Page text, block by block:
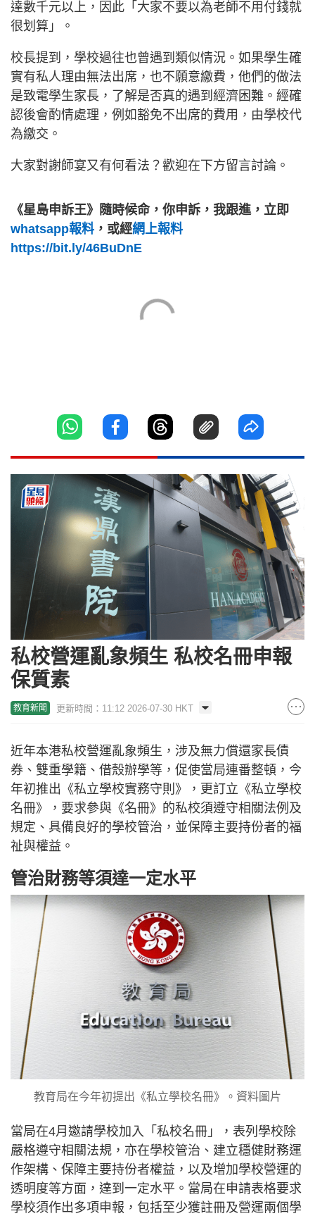
達數千元以上，因此「大家不要以為老師不用付錢就
很划算」。
校長提到，學校過往也曾遇到類似情況。如果學生確
實有私人理由無法出席，也不願意繳費，他們的做法
是致電學生家長，了解是否真的遇到經濟困難。經確
認後會酌情處理，例如豁免不出席的費用，由學校代
為繳交。
大家對謝師宴又有何看法？歡迎在下方留言討論。
《星島申訴王》隨時候命，你申訴，我跟進，立即
whatsapp報料，或經網上報料
https://bit.ly/46BuDnE
私校營運亂象頻生 私校名冊申報
保質素
教育新聞 更新時間：11:12 2026-07-30 HKT
近年本港私校營運亂象頻生，涉及無力償還家長債
券、雙重學籍、借殼辦學等，促使當局連番整頓，今
年初推出《私立學校實務守則》，更訂立《私立學校
名冊》，要求參與《名冊》的私校須遵守相關法例及
規定、具備良好的學校管治，並保障主要持份者的福
祉與權益。
管治財務等須達一定水平
教育局在今年初提出《私立學校名冊》。資料圖片
當局在4月邀請學校加入「私校名冊」，表列學校除
嚴格遵守相關法規，亦在學校管治、建立穩健財務運
作架構、保障主要持份者權益，以及增加學校營運的
透明度等方面，達到一定水平。當局在申請表格要求
學校須作出多項申報，包括至少獲註冊及營運兩個學